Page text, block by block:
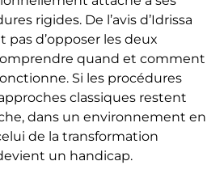
rigides. De l’avis d’Idrissa
pas d’opposer les deux
quand et comment
Si les procédures
classiques restent
dans un environnement en
de la transformation
un handicap.